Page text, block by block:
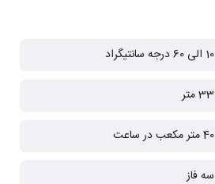
10 الی 60 درجه سانتیگراد
33 متر
40 متر مکعب در ساعت
سه فاز